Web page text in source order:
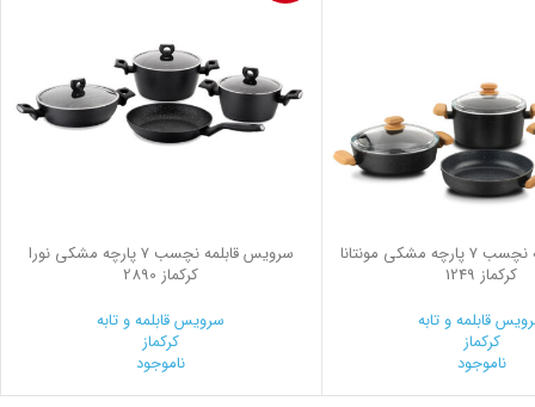
سرویس قابلمه نچسب 7 پارچه مشکی مونتانا
کرکماز 1249
قابلمه و تابه
کرکماز
ناموجود
سرویس قابلمه نچسب 7 پارچه مشکی نورا
کرکماز 2890
سرویس قابلمه و تابه
کرکماز
ناموجود